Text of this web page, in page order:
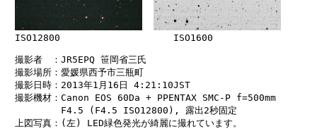
ISO12800                    ISO1600
撮影者　：JR5EPQ 笹岡省三氏
撮影場所：愛媛県西予市三瓶町
撮影日時：2013年1月16日 4:21:10JST
撮影機材：Canon EOS 60Da + PPENTAX SMC-P f=500mm
F4.5 (F4.5 ISO12800), 露出2秒固定
上図写真：(左) LED緑色発光が綺麗に撮れています。